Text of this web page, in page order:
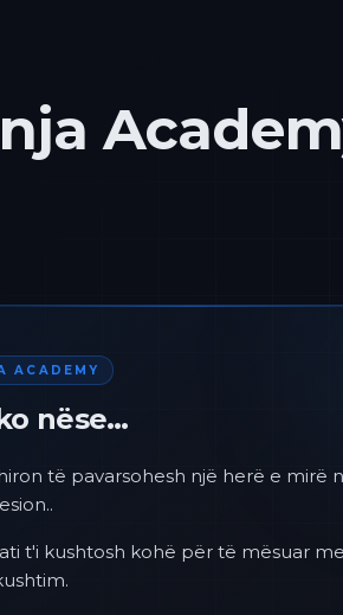
ACADEMY
nëse…
të pavarsohesh një herë e mirë
t'i kushtosh kohë për të mësuar me